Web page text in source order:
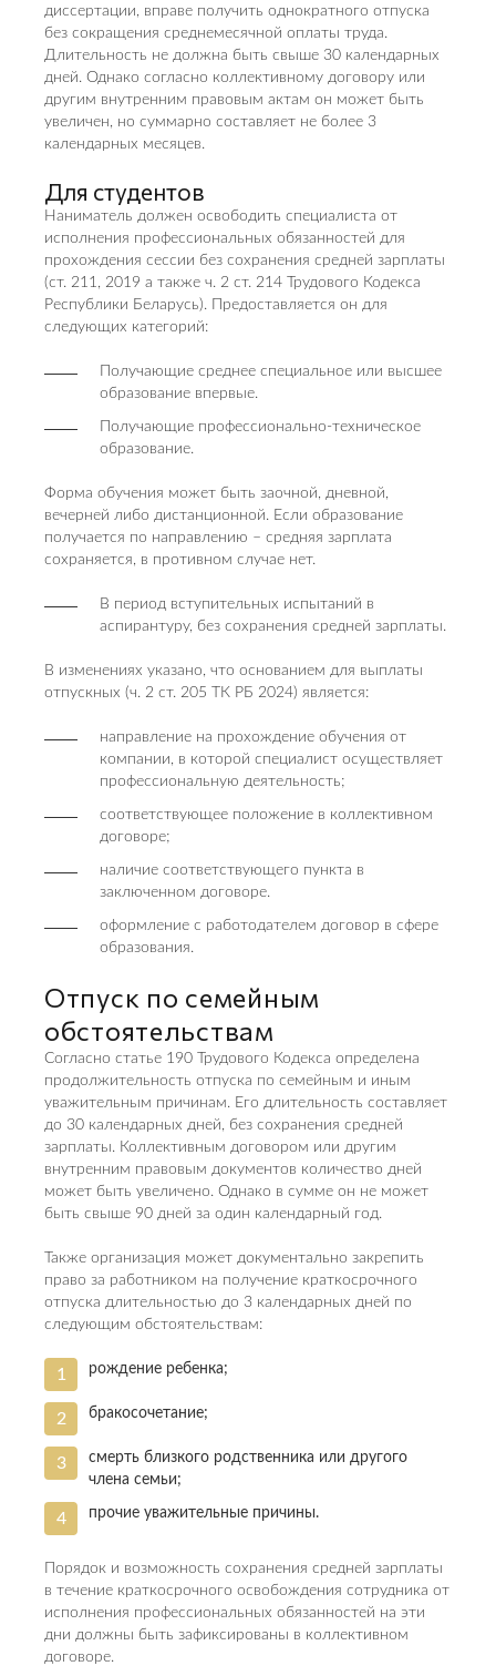
диссертации, вправе получить однократного отпуска
без сокращения среднемесячной оплаты труда.
Длительность не должна быть свыше 30 календарных
дней. Однако согласно коллективному договору или
другим внутренним правовым актам он может быть
увеличен, но суммарно составляет не более 3
календарных месяцев.
Для студентов
Наниматель должен освободить специалиста от
исполнения профессиональных обязанностей для
прохождения сессии без сохранения средней зарплаты
(ст. 211, 2019 а также ч. 2 ст. 214 Трудового Кодекса
Республики Беларусь). Предоставляется он для
следующих категорий:
Получающие среднее специальное или высшее
образование впервые.
Получающие профессионально-техническое
образование.
Форма обучения может быть заочной, дневной,
вечерней либо дистанционной. Если образование
получается по направлению – средняя зарплата
сохраняется, в противном случае нет.
В период вступительных испытаний в
аспирантуру, без сохранения средней зарплаты.
В изменениях указано, что основанием для выплаты
отпускных (ч. 2 ст. 205 ТК РБ 2024) является:
направление на прохождение обучения от
компании, в которой специалист осуществляет
профессиональную деятельность;
соответствующее положение в коллективном
договоре;
наличие соответствующего пункта в
заключенном договоре.
оформление с работодателем договор в сфере
образования.
Отпуск по семейным
обстоятельствам
Согласно статье 190 Трудового Кодекса определена
продолжительность отпуска по семейным и иным
уважительным причинам. Его длительность составляет
до 30 календарных дней, без сохранения средней
зарплаты. Коллективным договором или другим
внутренним правовым документов количество дней
может быть увеличено. Однако в сумме он не может
быть свыше 90 дней за один календарный год.
Также организация может документально закрепить
право за работником на получение краткосрочного
отпуска длительностью до 3 календарных дней по
следующим обстоятельствам:
рождение ребенка;
бракосочетание;
смерть близкого родственника или другого
члена семьи;
прочие уважительные причины.
Порядок и возможность сохранения средней зарплаты
в течение краткосрочного освобождения сотрудника от
исполнения профессиональных обязанностей на эти
дни должны быть зафиксированы в коллективном
договоре.